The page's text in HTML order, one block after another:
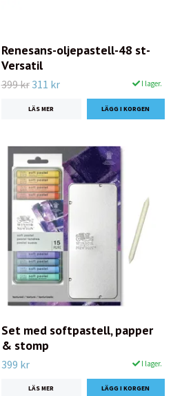
Renesans-oljepastell-48 st-
Versatil
399 kr311 kr I lager.
LÄS MER
Set med softpastell, papper
& stomp
399 kr I lager.
LÄS MER